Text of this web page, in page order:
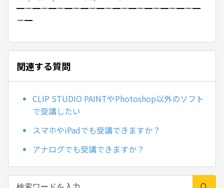
━－━－━－━－━－━－━－━－━－━－━－━
－━
関連する質問
CLIP STUDIO PAINTやPhotoshop以外のソフト
で受講したい
スマホやiPadでも受講できますか？
アナログでも受講できますか？